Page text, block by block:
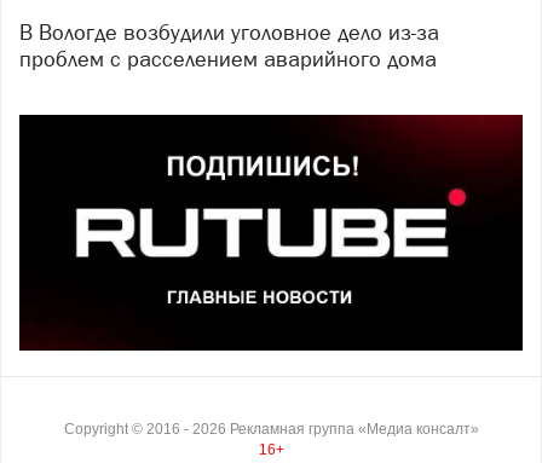
В Вологде возбудили уголовное дело из-за
проблем с расселением аварийного дома
Copyright © 2016 - 2026 Рекламная группа «Медиа консалт»
16+